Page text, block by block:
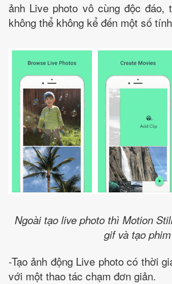
ảnh Live photo vô cùng độc đáo,
không thể không kể đến một số
Ngoài tạo live photo thì Motion
gif và tạo phim
-Tạo ảnh động Live photo có thời
với một thao tác chạm đơn giản.